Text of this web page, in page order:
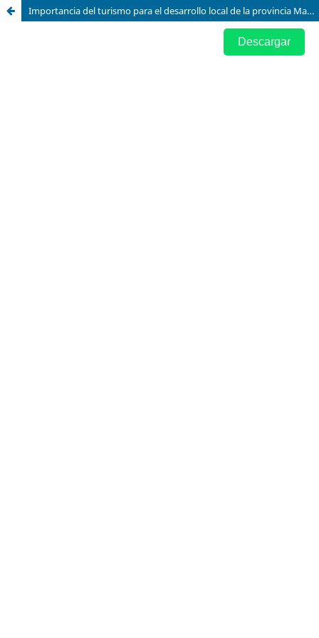
Importancia del turismo para el desarrollo local de la provincia Manabí